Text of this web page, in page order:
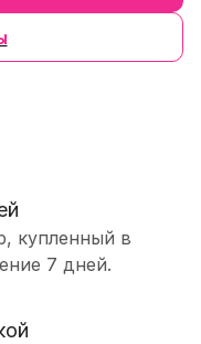
купленный в
7 дней.